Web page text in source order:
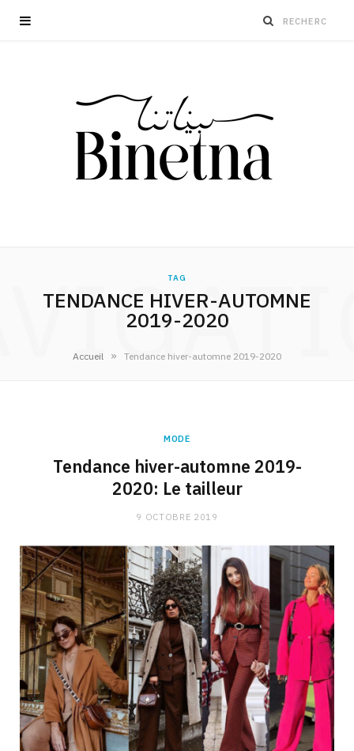
TAG
TENDANCE HIVER-AUTOMNE
2019-2020
Accueil » Tendance hiver-automne 2019-2020
MODE
Tendance hiver-automne 2019-
2020: Le tailleur
9 OCTOBRE 2019